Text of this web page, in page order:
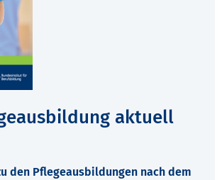
aktuell
den Pflegeausbildungen nach dem